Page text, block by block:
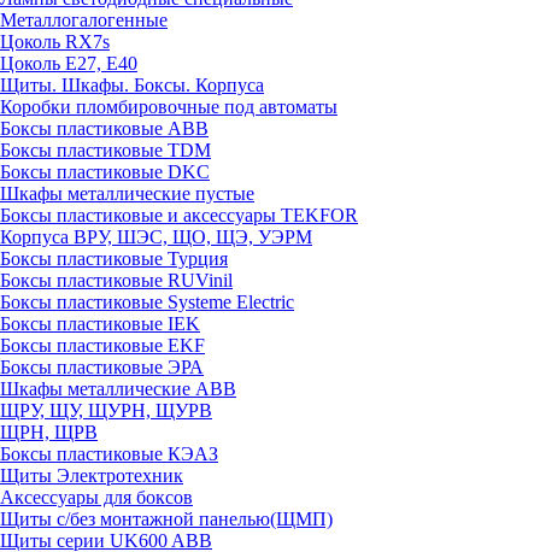
Металлогалогенные
Цоколь RX7s
Цоколь Е27, E40
Щиты. Шкафы. Боксы. Корпуса
Коробки пломбировочные под автоматы
Боксы пластиковые ABB
Боксы пластиковые TDM
Боксы пластиковые DKC
Шкафы металлические пустые
Боксы пластиковые и аксессуары TEKFOR
Корпуса ВРУ, ШЭС, ЩО, ЩЭ, УЭРМ
Боксы пластиковые Турция
Боксы пластиковые RUVinil
Боксы пластиковые Systeme Electric
Боксы пластиковые IEK
Боксы пластиковые EKF
Боксы пластиковые ЭРА
Шкафы металлические ABB
ЩРУ, ЩУ, ЩУРН, ЩУРВ
ЩРН, ЩРВ
Боксы пластиковые КЭАЗ
Щиты Электротехник
Аксессуары для боксов
Щиты с/без монтажной панелью(ЩМП)
Щиты серии UK600 ABB